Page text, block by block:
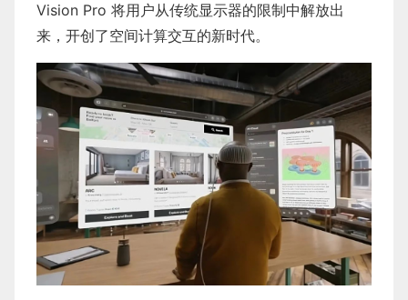
Vision Pro 将用户从传统显示器的限制中解放出
来，开创了空间计算交互的新时代。